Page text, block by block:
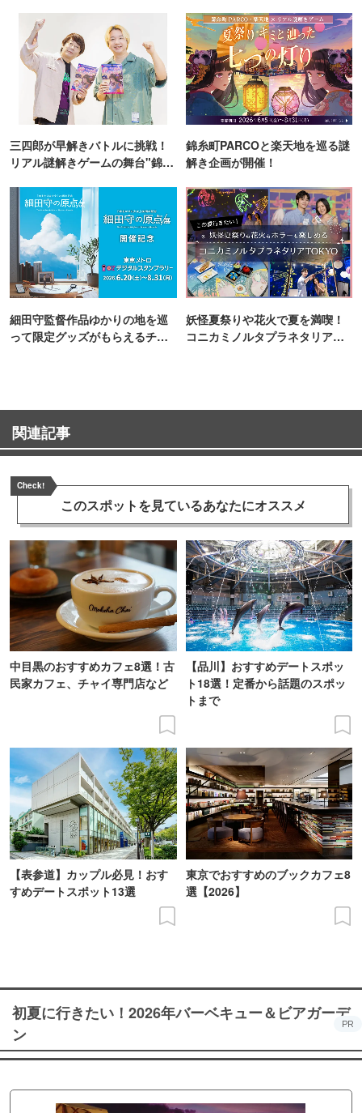
三四郎が早解きバトルに挑戦！
リアル謎解きゲームの舞台"錦糸
錦糸町PARCOと楽天地を巡る謎
解き企画が開催！
細田守監督作品ゆかりの地を巡
って限定グッズがもらえるチャ
妖怪夏祭りや花火で夏を満喫！
コニカミノルタプラネタリア
関連記事
Check!
このスポットを見ているあなたにオススメ
中目黒のおすすめカフェ8選！古
民家カフェ、チャイ専門店など
【品川】おすすめデートスポッ
ト18選！定番から話題のスポッ
トまで
【表参道】カップル必見！おす
すめデートスポット13選
東京でおすすめのブックカフェ8
選【2026】
初夏に行きたい！2026年バーベキュー＆ビアガーデ
ン
PR